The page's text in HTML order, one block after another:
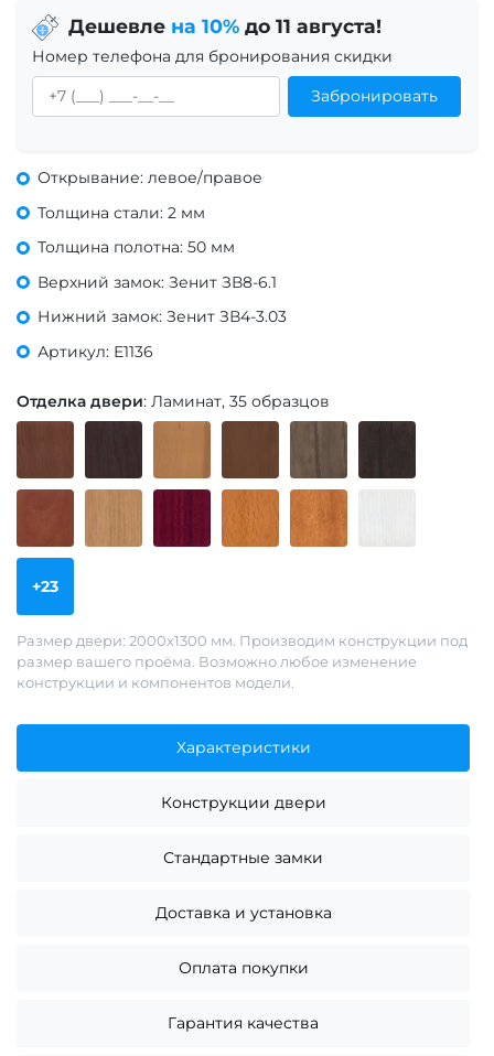
Дешевле на 10%до 11 августа!
Номер телефона для бронирования скидки
Забронировать
Открывание: левое/правое
Толщина стали: 2 мм
Толщина полотна: 50 мм
Верхний замок: Зенит ЗВ8-6.1
Нижний замок: Зенит ЗВ4-3.03
Артикул: Е1136
Отделка двери: Ламинат, 35 образцов
+23
Размер двери: 2000х1300 мм. Производим конструкции под
размер вашего проёма. Возможно любое изменение
конструкции и компонентов модели.
Характеристики
Конструкции двери
Стандартные замки
Доставка и установка
Оплата покупки
Гарантия качества